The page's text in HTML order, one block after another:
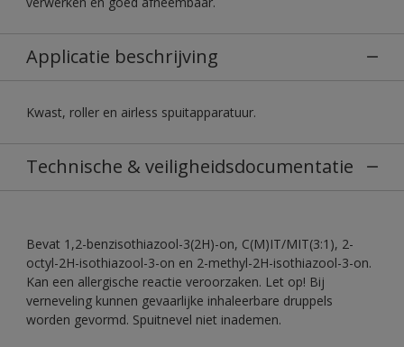
Applicatie beschrijving
Kwast, roller en airless spuitapparatuur.
Technische & veiligheidsdocumentatie
Bevat 1,2-benzisothiazool-3(2H)-on, C(M)IT/MIT(3:1), 2-
octyl-2H-isothiazool-3-on en 2-methyl-2H-isothiazool-3-on.
Kan een allergische reactie veroorzaken. Let op! Bij
verneveling kunnen gevaarlijke inhaleerbare druppels
worden gevormd. Spuitnevel niet inademen.